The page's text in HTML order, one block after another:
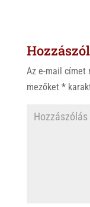
A
p
k
Az e-mail címet
mezőket *